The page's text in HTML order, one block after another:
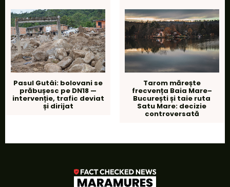
Pasul Gutâi: bolovani se
prăbușesc pe DN18 —
intervenție, trafic deviat
și dirijat
Tarom mărește
frecvența Baia Mare–
București și taie ruta
Satu Mare: decizie
controversată